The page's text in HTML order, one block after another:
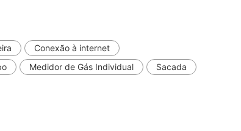
Conexão à internet
Medidor de Gás Individual
Sacada